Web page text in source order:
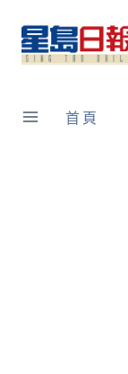
content
首頁